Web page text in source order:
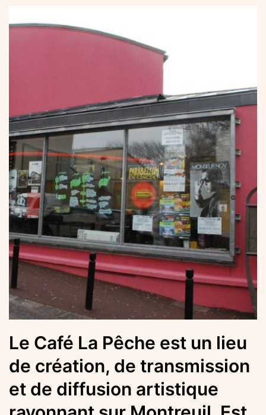
Le Café La Pêche est un lieu
de création, de transmission
et de diffusion artistique